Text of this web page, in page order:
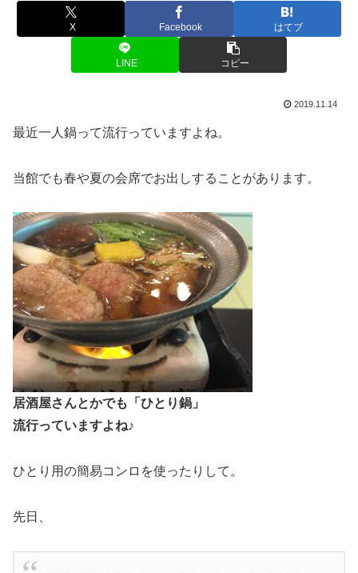
X Facebook はてブ
LINE コピー
2019.11.14
最近一人鍋って流行っていますよね。
当館でも春や夏の会席でお出しすることがあります。
居酒屋さんとかでも「ひとり鍋」
流行っていますよね♪
ひとり用の簡易コンロを使ったりして。
先日、